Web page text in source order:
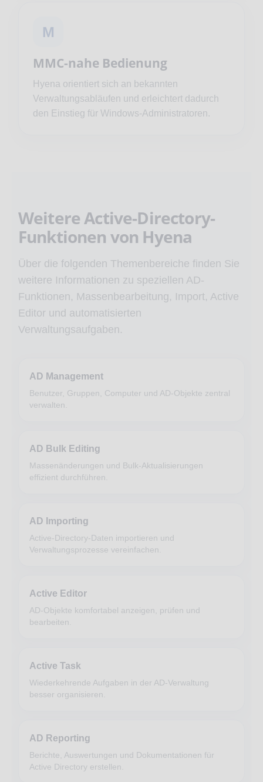
M
MMC-nahe Bedienung
Hyena orientiert sich an bekannten
Verwaltungsabläufen und erleichtert dadurch
den Einstieg für Windows-Administratoren.
Weitere Active-Directory-
Funktionen von Hyena
Über die folgenden Themenbereiche finden Sie
weitere Informationen zu speziellen AD-
Funktionen, Massenbearbeitung, Import, Active
Editor und automatisierten
Verwaltungsaufgaben.
AD Management
Benutzer, Gruppen, Computer und AD-Objekte zentral
verwalten.
AD Bulk Editing
Massenänderungen und Bulk-Aktualisierungen
effizient durchführen.
AD Importing
Active-Directory-Daten importieren und
Verwaltungsprozesse vereinfachen.
Active Editor
AD-Objekte komfortabel anzeigen, prüfen und
bearbeiten.
Active Task
Wiederkehrende Aufgaben in der AD-Verwaltung
besser organisieren.
AD Reporting
Berichte, Auswertungen und Dokumentationen für
Active Directory erstellen.